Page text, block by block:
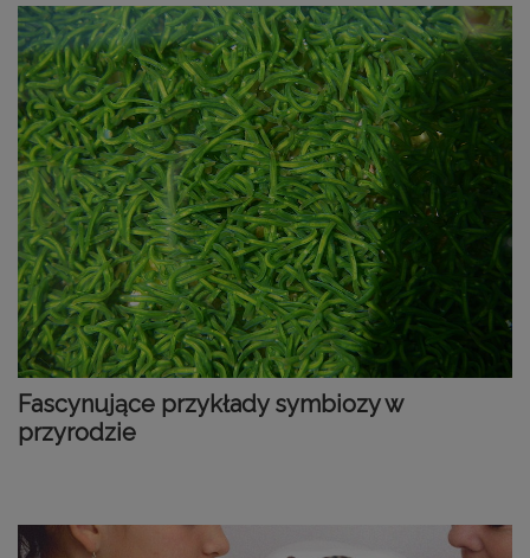
Fascynujące przykłady symbiozy w
przyrodzie